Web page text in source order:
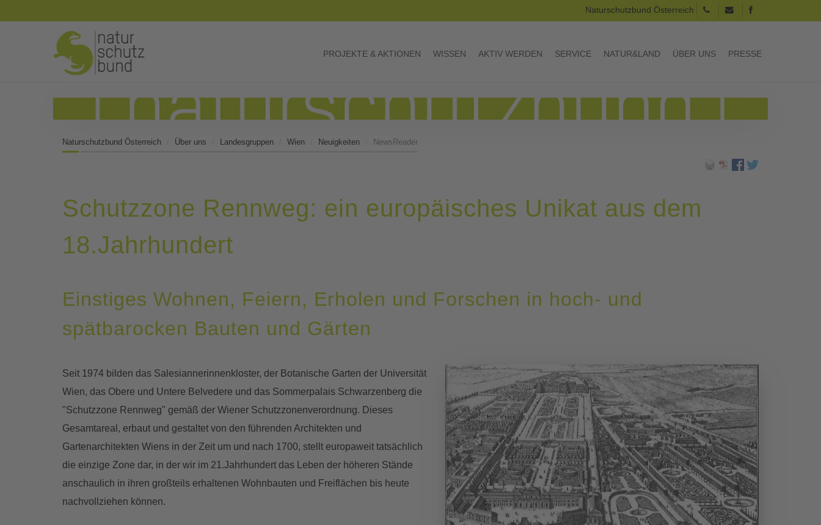
Naturschutzbund Österreich
PROJEKTE & AKTIONEN WISSEN AKTIV WERDEN SERVICE NATUR&LAND ÜBER UNS PRESSE
Naturschutzbund Österreich Über uns Landesgruppen Wien Neuigkeiten NewsReader
Schutzzone Rennweg: ein europäisches Unikat aus dem
18.Jahrhundert
Einstiges Wohnen, Feiern, Erholen und Forschen in hoch- und
spätbarocken Bauten und Gärten
Seit 1974 bilden das Salesiannerinnenkloster, der Botanische Garten der Universität
Wien, das Obere und Untere Belvedere und das Sommerpalais Schwarzenberg die
"Schutzzone Rennweg" gemäß der Wiener Schutzzonenverordnung. Dieses
Gesamtareal, erbaut und gestaltet von den führenden Architekten und
Gartenarchitekten Wiens in der Zeit um und nach 1700, stellt europaweit tatsächlich
die einzige Zone dar, in der wir im 21.Jahrhundert das Leben der höheren Stände
anschaulich in ihren großteils erhaltenen Wohnbauten und Freiflächen bis heute
nachvollziehen können.